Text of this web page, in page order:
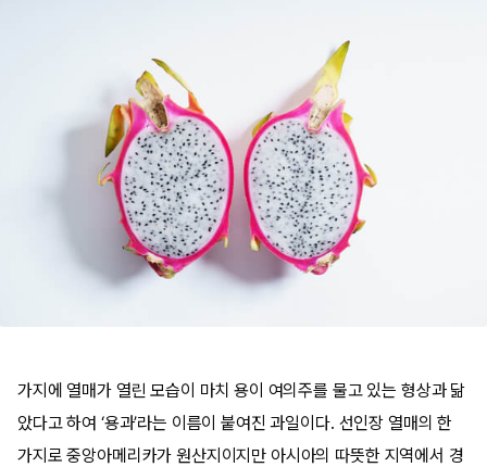
가지에 열매가 열린 모습이 마치 용이 여의주를 물고 있는 형상과 닮
았다고 하여 ‘용과’라는 이름이 붙여진 과일이다. 선인장 열매의 한
가지로 중앙아메리카가 원산지이지만 아시아의 따뜻한 지역에서 경